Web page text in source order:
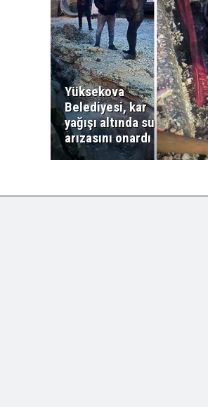
Yüksekova
Belediyesi, kar
yağışı altında su
arızasını onardı